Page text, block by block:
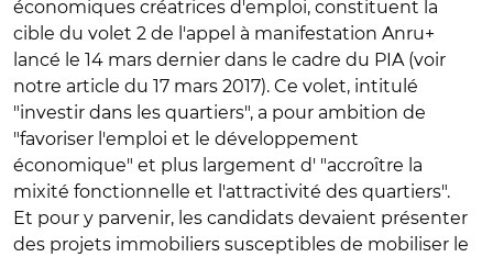
économiques créatrices d'emploi, constituent la
cible du volet 2 de l'appel à manifestation Anru+
lancé le 14 mars dernier dans le cadre du PIA (voir
notre article du 17 mars 2017). Ce volet, intitulé
"investir dans les quartiers", a pour ambition de
"favoriser l'emploi et le développement
économique" et plus largement d' "accroître la
mixité fonctionnelle et l'attractivité des quartiers".
Et pour y parvenir, les candidats devaient présenter
des projets immobiliers susceptibles de mobiliser le